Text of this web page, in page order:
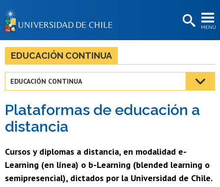
MENÚ
BIBLIOTECAS
LA UNIVERSIDAD
Estudiantes
Académicas/os
Egresadas/os
EDUCACIÓN CONTINUA
EDUCACIÓN CONTINUA
Plataformas de educación a
distancia
Cursos y diplomas a distancia, en modalidad e-
Learning (en línea) o b-Learning (blended learning o
semipresencial), dictados por la Universidad de Chile.